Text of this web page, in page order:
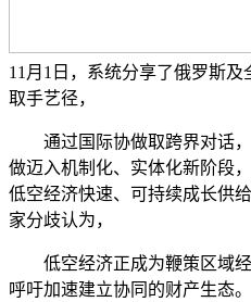
11月1日，系统分享了俄罗斯
取手艺径，
通过国际协做取跨界对话，
做迈入机制化、实体化新阶段
低空经济快速、可持续成长供
家分歧认为，
低空经济正成为鞭策区域经
呼吁加速建立协同的财产生态